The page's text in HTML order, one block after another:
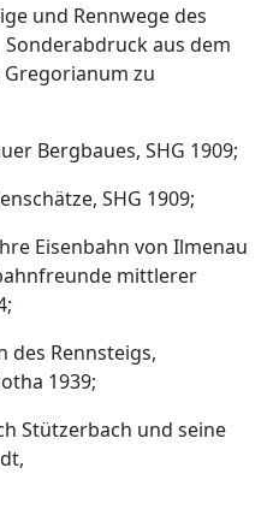
und Rennwege des
aus dem
zu
Bergbaues, SHG 1909;
SHG 1909;
Eisenbahn von Ilmenau
mittlerer
des Rennsteigs,
1939;
Stützerbach und seine